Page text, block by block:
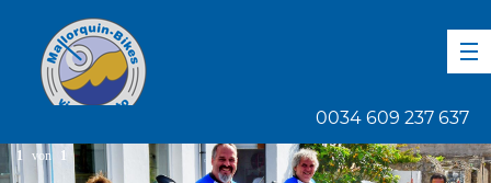
0034 609 237 637
1 von 1